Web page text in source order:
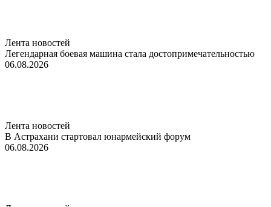
Лента новостей
Легендарная боевая машина стала достопримечательностью
06.08.2026
Лента новостей
В Астрахани стартовал юнармейский форум
06.08.2026